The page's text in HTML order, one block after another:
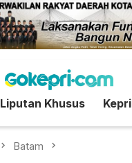
Liputan Khusus Kepri
Batam